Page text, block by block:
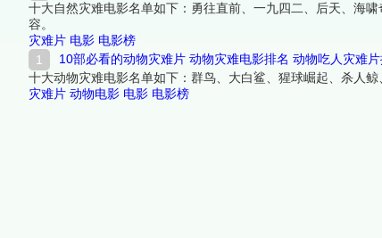
十大自然灾难电影名单如下：勇往直前、一九四二、后天、海
容。
灾难片 电影 电影榜
10部必看的动物灾难片 动物灾难电影排名 动物吃人灾难
十大动物灾难电影名单如下：群鸟、大白鲨、猩球崛起、杀人
灾难片 动物电影 电影 电影榜